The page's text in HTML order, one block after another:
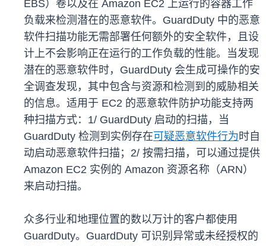
EBS）卷以及在 Amazon EC2 上运行的容器工作
负载来检测潜在的恶意软件。GuardDuty 中的恶意
软件扫描功能无需部署任何额外的安全软件，且设
计上不会影响正在运行的工作负载的性能。当发现
潜在的恶意软件时，GuardDuty 会生成可操作的安
全调查发现，其中包含与资源和检测到的威胁相关
的信息。适用于 EC2 的恶意软件防护功能支持两
种扫描方式：1/ GuardDuty 启动的扫描，当
GuardDuty 检测到实例存在可疑恶意软件行为时自
动启动恶意软件扫描；2/ 按需扫描，可以通过提供
Amazon EC2 实例的 Amazon 资源名称（ARN）
来启动扫描。
众多行业和地理位置的数以万计的客户都使用
GuardDuty。GuardDuty 可识别异常或未经授权的